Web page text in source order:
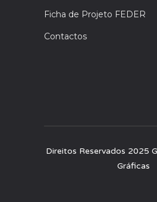
Ficha de Projeto FEDER
Contactos
Direitos Reservados 2025
Gráficas